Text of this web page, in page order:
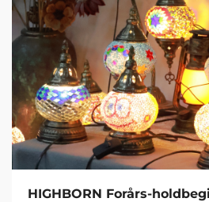
HIGHBORN Forårs-